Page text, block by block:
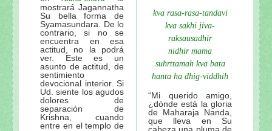
mostrará Jagannatha
Su bella forma de
Syamasundara. De lo
contrario, si no se
encuentra en esa
actitud, no la podrá
ver. Este es un
asunto de actitud, de
sentimiento
devocional interior. Si
Ud. siente los agudos
dolores de
separación de
Krishna, cuando
entre en el templo de
kva rasa-rasa-tandavi
kva sakhi jiva-
raksausadhir
nidhir mama
suhrttamah kva bata
hanta ha dhig-viddhih
“Mi querido amigo,
¿dónde está la gloria
de Maharaja Nanda,
que lleva en Su
cabeza una pluma de